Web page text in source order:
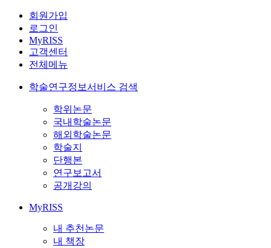
회원가입
로그인
MyRISS
고객센터
전체메뉴
학술연구정보서비스 검색
학위논문
국내학술논문
해외학술논문
학술지
단행본
연구보고서
공개강의
MyRISS
내 추천논문
내 책장